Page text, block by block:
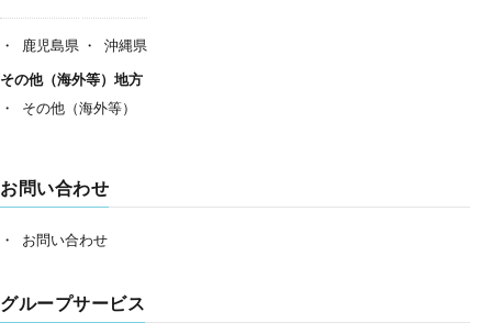
鹿児島県
沖縄県
その他（海外等）地方
その他（海外等）
お問い合わせ
お問い合わせ
グループサービス